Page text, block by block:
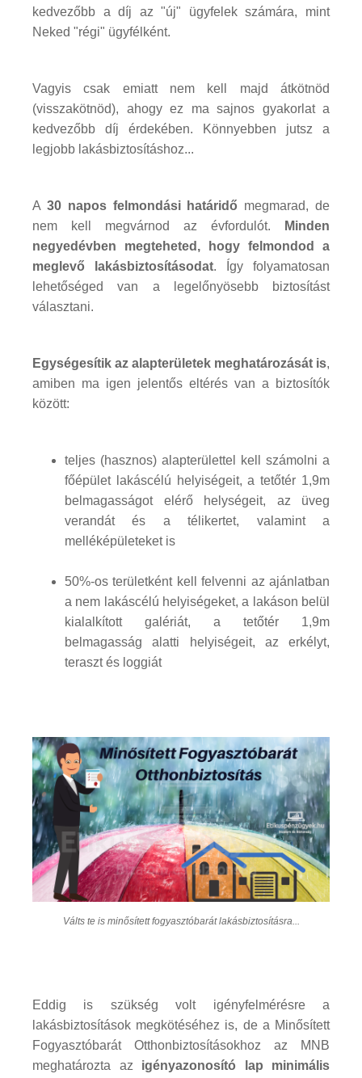
kedvezőbb a díj az "új" ügyfelek számára, mint
Neked "régi" ügyfélként.
Vagyis csak emiatt nem kell majd átkötnöd
(visszakötnöd), ahogy ez ma sajnos gyakorlat a
kedvezőbb díj érdekében. Könnyebben jutsz a
legjobb lakásbiztosításhoz...
A 30 napos felmondási határidő megmarad, de
nem kell megvárnod az évfordulót.
Minden
negyedévben megteheted, hogy felmondod a
meglevő lakásbiztosításodat. Így folyamatosan
lehetőséged van a legelőnyösebb biztosítást
választani.
Egységesítik az alapterületek meghatározását is,
amiben ma igen jelentős eltérés van a biztosítók
között:
teljes (hasznos) alapterülettel kell számolni a
főépület lakáscélú helyiségeit, a tetőtér 1,9m
belmagasságot elérő helységeit, az üveg
verandát és a télikertet, valamint a
melléképületeket is
50%-os területként kell felvenni az ajánlatban
a nem lakáscélú helyiségeket, a lakáson belül
kialalkított galériát, a tetőtér 1,9m
belmagasság alatti helyiségeit, az erkélyt,
teraszt és loggiát
Válts te is minősített fogyasztóbarát lakásbiztosításra...
Eddig is szükség volt igényfelmérésre a
lakásbiztosítások megkötéséhez is, de a Minősített
Fogyasztóbarát Otthonbiztosításokhoz az MNB
meghatározta az igényazonosító lap minimális